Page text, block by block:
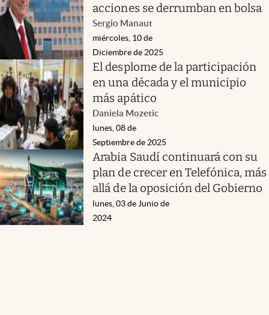
acciones se derrumban en bolsa
Sergio Manaut
miércoles, 10 de
Diciembre de 2025
El desplome de la participación
en una década y el municipio
más apático
Daniela Mozetic
lunes, 08 de
Septiembre de 2025
Arabia Saudí continuará con su
plan de crecer en Telefónica, más
allá de la oposición del Gobierno
lunes, 03 de Junio de
2024